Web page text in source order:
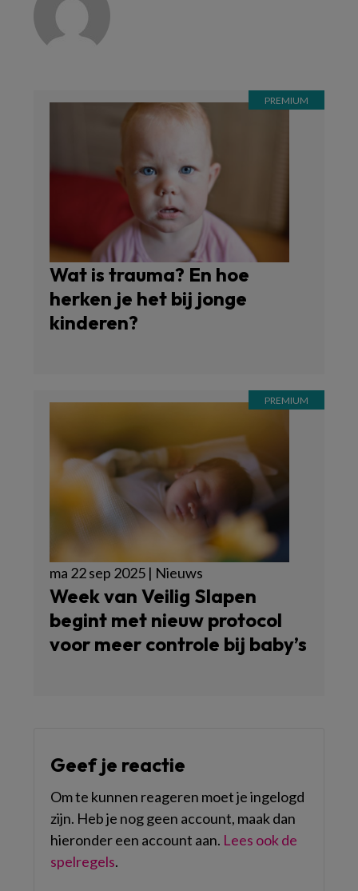
Wat is trauma? En hoe
herken je het bij jonge
kinderen?
ma 22 sep 2025 | Nieuws
Week van Veilig Slapen
begint met nieuw protocol
voor meer controle bij baby’s
Geef je reactie
Om te kunnen reageren moet je ingelogd
zijn. Heb je nog geen account, maak dan
hieronder een account aan. Lees ook de
spelregels.